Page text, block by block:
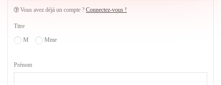
Vous avez déjà un compte ? Connectez-vous !
Titre
M Mme
Prénom